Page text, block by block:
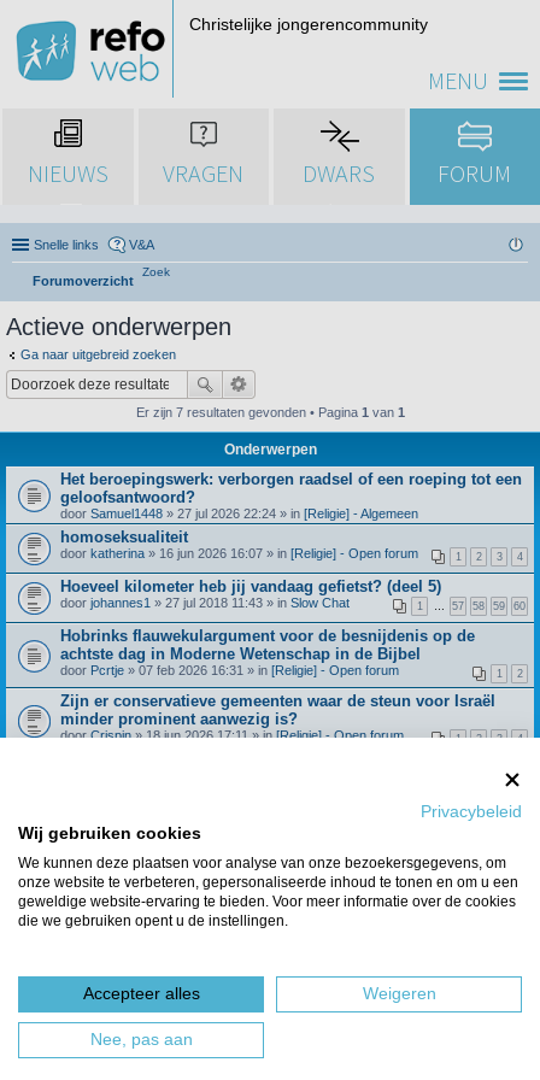
Privacybeleid
Wij gebruiken cookies
We kunnen deze plaatsen voor analyse van onze bezoekersgegevens, om
onze website te verbeteren, gepersonaliseerde inhoud te tonen en om u een
geweldige website-ervaring te bieden. Voor meer informatie over de cookies
die we gebruiken opent u de instellingen.
Accepteer alles Weigeren
Nee, pas aan
MENU
Christelijke jongerencommunity
NIEUWS VRAGEN DWARS FORUM
Snelle links V&A
Forumoverzicht
Zoek
Actieve onderwerpen
Ga naar uitgebreid zoeken
Er zijn 7 resultaten gevonden • Pagina 1 van 1
Onderwerpen
Het beroepingswerk: verborgen raadsel of een roeping tot een
geloofsantwoord?
door Samuel1448 » 27 jul 2026 22:24 » in [Religie] - Algemeen
homoseksualiteit
1 2 3 4
door katherina » 16 jun 2026 16:07 » in [Religie] - Open forum
Hoeveel kilometer heb jij vandaag gefietst? (deel 5)
1 57 58 59 60
door johannes1 » 27 jul 2018 11:43 » in Slow Chat
Hobrinks flauwekulargument voor de besnijdenis op de
achtste dag in Moderne Wetenschap in de Bijbel
1 2
door Pcrtje » 07 feb 2026 16:31 » in [Religie] - Open forum
Zijn er conservatieve gemeenten waar de steun voor Israël
minder prominent aanwezig is?
1 2 3 4
doorCrispin» 18 jun 2026 17:11 » in[Religie] - Open forum
45
Wat geloof je over de dochter van Jefta? Richteren 11:29
doorHuisje_op_de_hei» 28 feb 2025 15:21 » in
Berichten van vorige weergeven
Ga naar
Powered by